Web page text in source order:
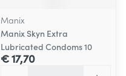
Manix
Manix Skyn Extra
Lubricated Condoms 10
€ 17,70